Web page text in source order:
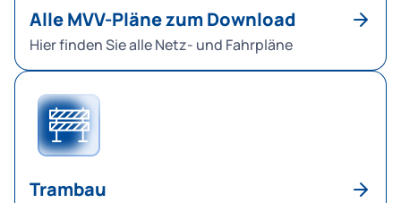
Alle MVV-Pläne zum Download
Hier finden Sie alle Netz- und Fahrpläne
Trambau